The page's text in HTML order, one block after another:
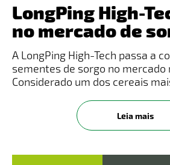
LongPing High-
no mercado de
amplia atuação
A LongPing High-Tech passa a
sementes de sorgo no mercado
Considerado um dos cereais
no Brasil, principalmente no
De acordo com projeções da
Leia mais